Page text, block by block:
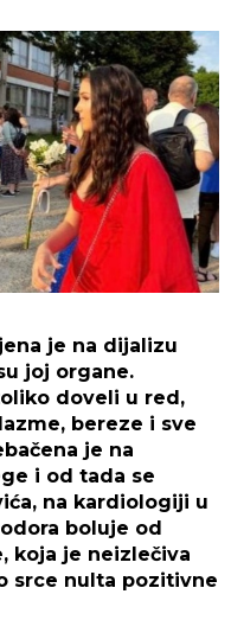
je na dijalizu
joj organe.
doveli u red,
bereze i sve
je na
i od tada se
na kardiologiji u
boluje od
koja je neizlečiva
srce nulta pozitivne